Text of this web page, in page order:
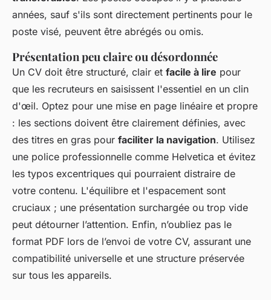
années, sauf s'ils sont directement pertinents pour le
poste visé, peuvent être abrégés ou omis.
Présentation peu claire ou désordonnée
Un CV doit être structuré, clair et facile à lire pour
que les recruteurs en saisissent l'essentiel en un clin
d'œil. Optez pour une mise en page linéaire et propre
: les sections doivent être clairement définies, avec
des titres en gras pour faciliter la navigation. Utilisez
une police professionnelle comme Helvetica et évitez
les typos excentriques qui pourraient distraire de
votre contenu. L'équilibre et l'espacement sont
cruciaux ; une présentation surchargée ou trop vide
peut détourner l’attention. Enfin, n’oubliez pas le
format PDF lors de l’envoi de votre CV, assurant une
compatibilité universelle et une structure préservée
sur tous les appareils.